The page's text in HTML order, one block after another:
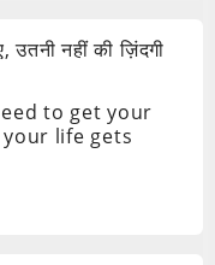
उतनी नहीं की ज़िंदगी
to get your
life gets